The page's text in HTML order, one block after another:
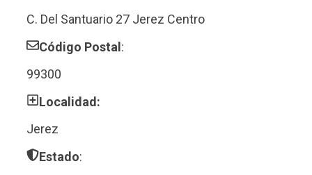
C. Del Santuario 27 Jerez Centro
Código Postal:
99300
Localidad:
Jerez
Estado: